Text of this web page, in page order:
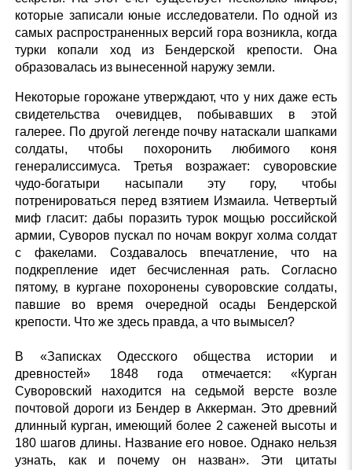
которые записали юные исследователи. По одной из
самых распространенных версий гора возникла, когда
турки копали ход из Бендерской крепости. Она
образовалась из вынесенной наружу земли.
Некоторые горожане утверждают, что у них даже есть
свидетельства очевидцев, побывавших в этой
галерее. По другой легенде почву натаскали шапками
солдаты, чтобы похоронить любимого коня
генералиссимуса. Третья возражает: суворовские
чудо-богатыри насыпали эту гору, чтобы
потренироваться перед взятием Измаила. Четвертый
миф гласит: дабы поразить турок мощью российской
армии, Суворов пускал по ночам вокруг холма солдат
с факелами. Создавалось впечатление, что на
подкрепление идет бесчисленная рать. Согласно
пятому, в кургане похоронены суворовские солдаты,
павшие во время очередной осады Бендерской
крепости. Что же здесь правда, а что вымысел?
В «Записках Одесского общества истории и
древностей» 1848 года отмечается: «Курган
Суворовский находится на седьмой версте возле
почтовой дороги из Бендер в Аккерман. Это древний
длинный курган, имеющий более 2 саженей высоты и
180 шагов длины. Название его новое. Однако нельзя
узнать, как и почему он назван». Эти цитаты